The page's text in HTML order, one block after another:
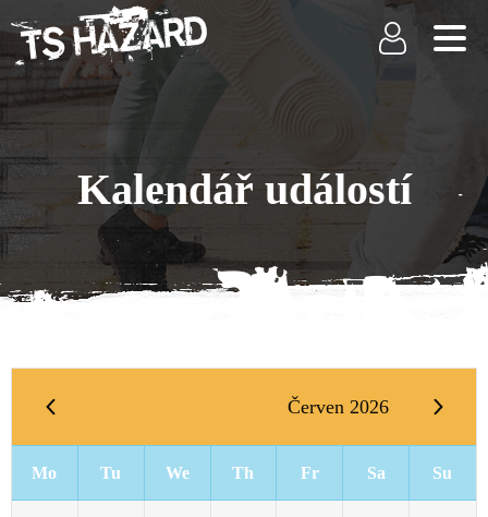
Kalendář událostí
Červen 2026
Mo Tu We Th Fr Sa Su